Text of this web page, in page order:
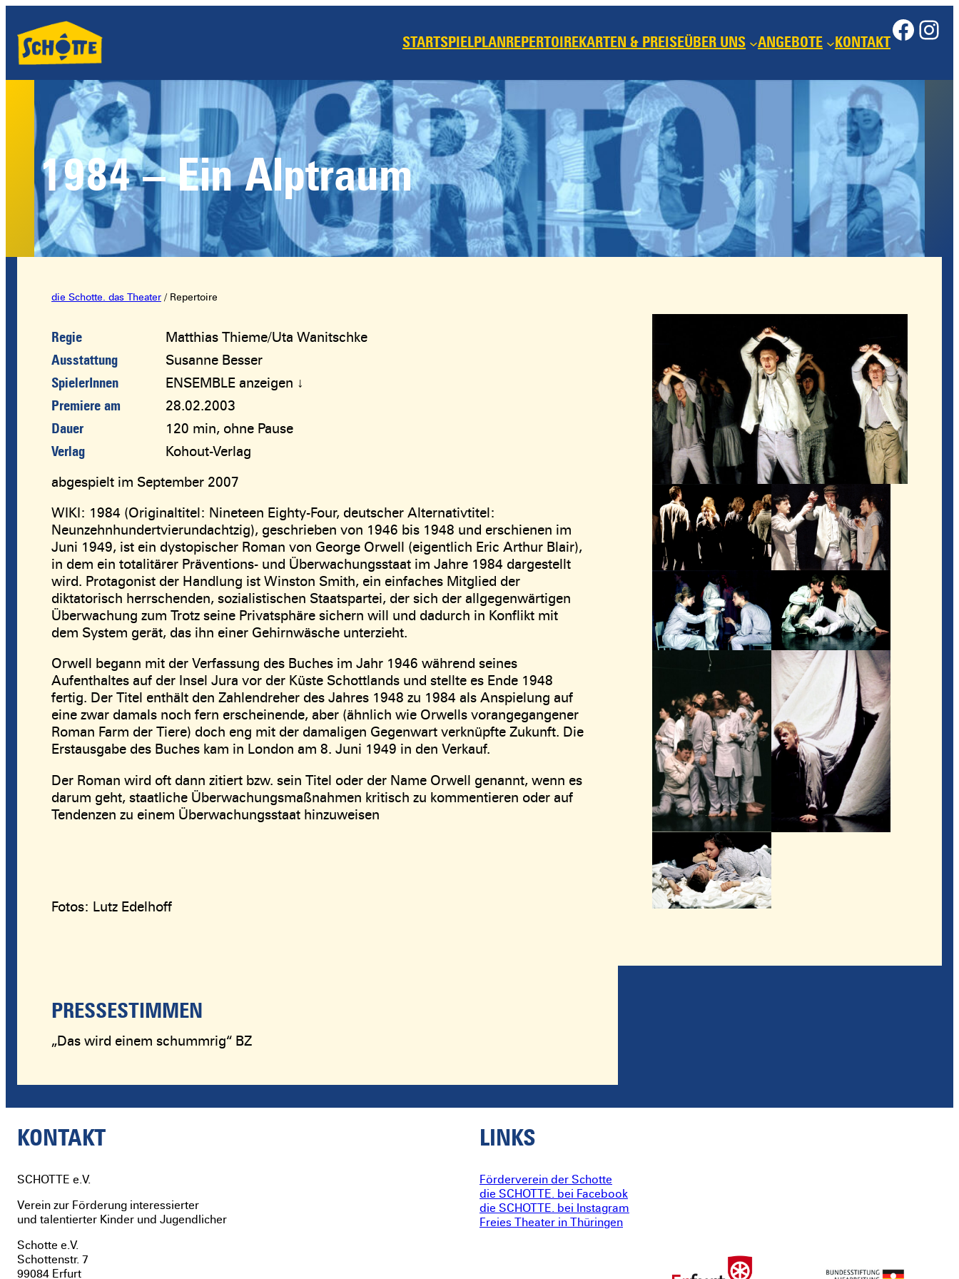
START SPIELPLAN REPERTOIRE KARTEN & PREISEÜBER UNS ANGEBOTE KONTAKT
1984 – Ein Alptraum
die Schotte. das Theater / Repertoire
Regie
Matthias Thieme/Uta Wanitschke
Ausstattung
Susanne Besser
SpielerInnen
ENSEMBLE anzeigen ↓
Premiere am
28.02.2003
Dauer
120 min, ohne Pause
Verlag
Kohout-Verlag
abgespielt im September 2007
WIKI: 1984 (Originaltitel: Nineteen Eighty-Four, deutscher Alternativtitel:
Neunzehnhundertvierundachtzig), geschrieben von 1946 bis 1948 und erschienen im
Juni 1949, ist ein dystopischer Roman von George Orwell (eigentlich Eric Arthur Blair),
in dem ein totalitärer Präventions- und Überwachungsstaat im Jahre 1984 dargestellt
wird. Protagonist der Handlung ist Winston Smith, ein einfaches Mitglied der
diktatorisch herrschenden, sozialistischen Staatspartei, der sich der allgegenwärtigen
Überwachung zum Trotz seine Privatsphäre sichern will und dadurch in Konflikt mit
dem System gerät, das ihn einer Gehirnwäsche unterzieht.
Orwell begann mit der Verfassung des Buches im Jahr 1946 während seines
Aufenthaltes auf der Insel Jura vor der Küste Schottlands und stellte es Ende 1948
fertig. Der Titel enthält den Zahlendreher des Jahres 1948 zu 1984 als Anspielung auf
eine zwar damals noch fern erscheinende, aber (ähnlich wie Orwells vorangegangener
Roman Farm der Tiere) doch eng mit der damaligen Gegenwart verknüpfte Zukunft. Die
Erstausgabe des Buches kam in London am 8. Juni 1949 in den Verkauf.
Der Roman wird oft dann zitiert bzw. sein Titel oder der Name Orwell genannt, wenn es
darum geht, staatliche Überwachungsmaßnahmen kritisch zu kommentieren oder auf
Tendenzen zu einem Überwachungsstaat hinzuweisen
Fotos: Lutz Edelhoff
PRESSESTIMMEN
„Das wird einem schummrig“ BZ
KONTAKT
SCHOTTE e.V.
Verein zur Förderung interessierter
und talentierter Kinder und Jugendlicher
Schotte e.V.
Schottenstr. 7
99084 Erfurt
LINKS
Förderverein der Schotte
die SCHOTTE. bei Facebook
die SCHOTTE. bei Instagram
Freies Theater in Thüringen